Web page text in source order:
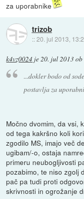
za uporabnike
trizob
::20. jul 2013,
k4vz0024 je20. jul 2013
...dokler bodo od
postavlja za
Močno dvomim, da vsi,
od tega kakršno koli
zgodilo MS, imajo več
ugibam/-o, ostaja
primeru neubogljivosti
pozabimo, te niso zgolj
pač pa tudi proti
skrivnosti in ogrožanje